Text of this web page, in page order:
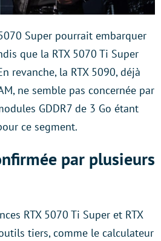
Super pourrait embarquer
que la RTX 5070 Ti Super
revanche, la RTX 5090, déjà
ne semble pas concernée par
GDDR7 de 3 Go étant
ce segment.
par plusieurs
RTX 5070 Ti Super et RTX
tiers, comme le calculateur